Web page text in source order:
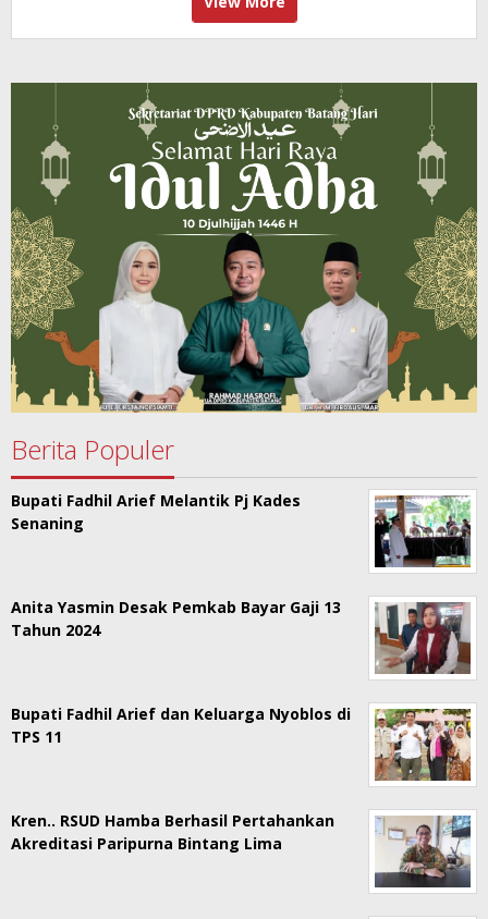
Berita Populer
Bupati Fadhil Arief Melantik Pj Kades
Senaning
Anita Yasmin Desak Pemkab Bayar Gaji 13
Tahun 2024
Bupati Fadhil Arief dan Keluarga Nyoblos di
TPS 11
Kren.. RSUD Hamba Berhasil Pertahankan
Akreditasi Paripurna Bintang Lima